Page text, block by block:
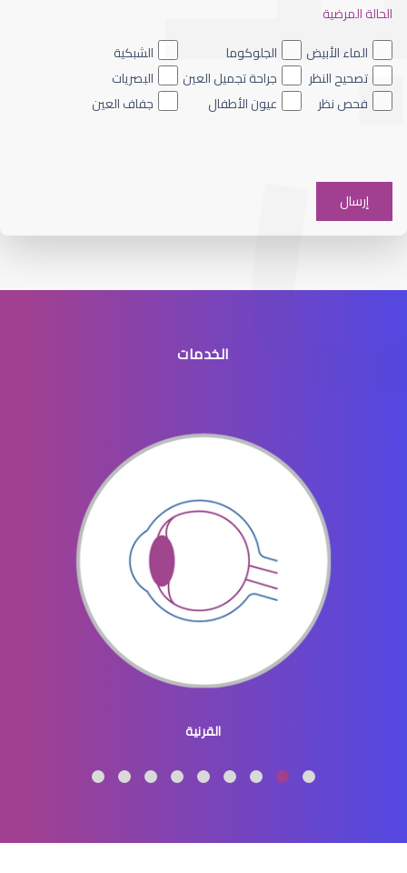
القرنية المخروطية والليزك
القرنية والقزحية
الحالة المرضية
الماء الأبيض
الجلوكوما
الشبكية
تصحيح النظر
جراحة تجميل العين
البصريات
فحص نظر
عيون الأطفال جفاف العين
الخدمات
القرنية